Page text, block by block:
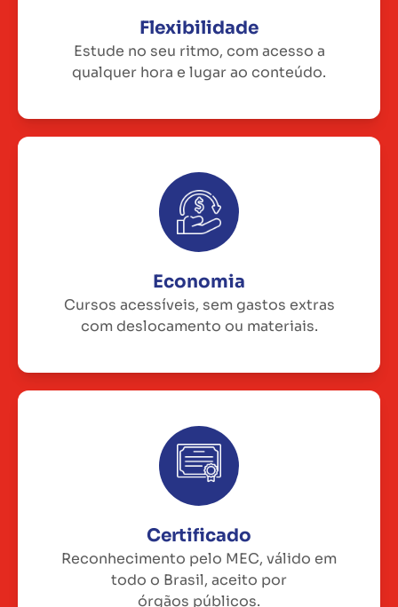
Flexibilidade
Estude no seu ritmo, com acesso a
qualquer hora e lugar ao conteúdo.
Economia
Cursos acessíveis, sem gastos extras
com deslocamento ou materiais.
Certificado
Reconhecimento pelo MEC, válido em
todo o Brasil, aceito por
órgãos públicos.